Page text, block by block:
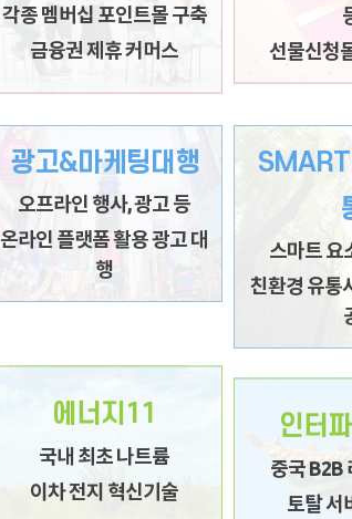
각종 멤버십 포인트몰 구축
금융권 제휴 커머스
편리한 일상과 쇼핑의 즐거움
제공
선물신청
각종 특판
고객사 맞춤
광고&마케팅대행
오프라인 행사, 광고 등
온라인 플랫폼 활용 광고 대
행
오프라인 행사&광고 등
온라인 플랫폼을 활용한 마케
팅 대행
CREATIVE COMMUNICATION
스마트 요
친환경 유통
스마트
각종 부자재 유
급
에너지11
국내 최초 나트륨
이차 전지 혁신기술
국내 최초 나트륨 이차 전지 혁
신기술
특화된 성능과 가격경쟁력 확보
인터
중국 B2B
토탈 서
중국 물류배송